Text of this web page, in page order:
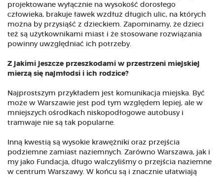
projektowane wyłącznie na wysokość dorosłego
człowieka, brakuje ławek wzdłuż długich ulic, na których
można by przysiąść z dzieckiem. Zapominamy, że dzieci
też są użytkownikami miast i że stosowane rozwiązania
powinny uwzględniać ich potrzeby.
Z jakimi jeszcze przeszkodami w przestrzeni miejskiej
mierzą się najmłodsi i ich rodzice?
Najprostszym przykładem jest komunikacja miejska. Być
może w Warszawie jest pod tym względem lepiej, ale w
mniejszych ośrodkach niskopodłogowe autobusy i
tramwaje nie są tak popularne.
Inną kwestią są wysokie krawężniki oraz przejścia
podziemne zamiast naziemnych. Zarówno Warszawa, jak i
my jako Fundacja, długo walczyliśmy o przejścia naziemne
w centrum Warszawy. W końcu są i znacznie ułatwiają